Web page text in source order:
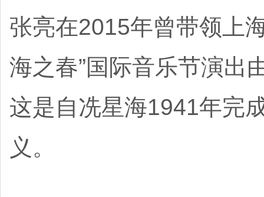
张亮在2015年曾带领上
海之春”国际音乐节演出
这是自冼星海1941年完
义。